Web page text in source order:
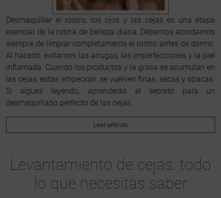
Desmaquillar el rostro, los ojos y las cejas es una etapa
esencial de la rutina de belleza diaria. Debemos acordarnos
siempre de limpiar completamente el rostro antes de dormir.
Al hacerlo, evitamos las arrugas, las imperfecciones y la piel
inflamada. Cuando los productos y la grasa se acumulan en
las cejas, estas empeoran: se vuelven finas, secas y opacas.
Si sigues leyendo, aprenderás el secreto para un
desmaquillado perfecto de las cejas.
Leer artículo
Levantamiento de cejas: todo
lo que necesitas saber